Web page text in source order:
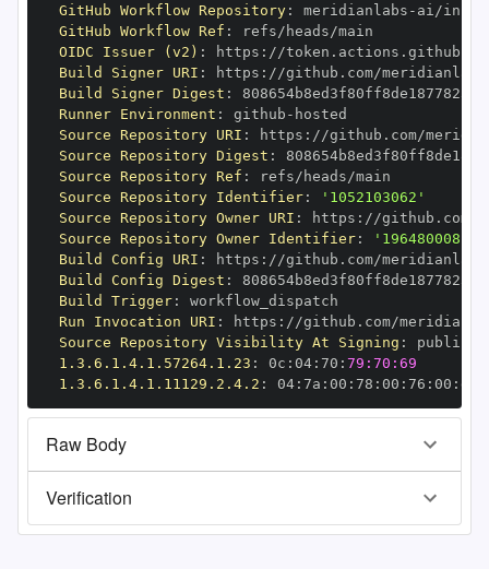
GitHub Workflow Repository: meridianlabs -
GitHub Workflow Ref :
OIDC Issuer (v2) : https :
Build Signer URI : https : //github.com/meridianlabs
Build Signer Digest :
Runner Environment : github -
Source Repository URI : https : //github.com/
Source Repository Digest :
Source Repository Ref :
Source Repository Identifier:
'1052103062'
Source Repository Owner URI : https : //github.com/
Source Repository Owner Identifier:
'196480008'
Build Config URI : https : //github.com/meridianlabs
Build Config Digest :
Build Trigger:
Run Invocation URI : https : //github.com/
Source Repository Visibility At Signing :
1.3.6.1.4.1.57264.1.23 : 0c : 04: 70 : 79:70:69
1.3.6.1.4.1.11129.2.4.2 : 04: 7a : 00 : 78 : 00 : 76 : 00 : dd
Raw Body
Verification